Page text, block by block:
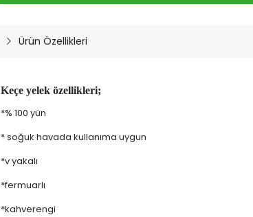
Ürün Özellikleri
Keçe yelek özellikleri;
*% 100 yün
* soğuk havada kullanıma uygun
*v yakalı
*fermuarlı
*kahverengi